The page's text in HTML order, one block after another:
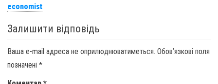
economist
Залишити відповідь
Ваша e-mail адреса не оприлюднюватиметься. Обов’язкові поля
позначені *